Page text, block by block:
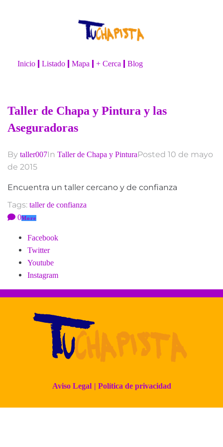
Inicio Listado Mapa + Cerca Blog
Taller de Chapa y Pintura y las
Aseguradoras
By taller007In Taller de Chapa y PinturaPosted 10 de mayo
de 2015
Encuentra un taller cercano y de confianza
Tags: taller de confianza
0More
Facebook
Twitter
Youtube
Instagram
Aviso Legal | Política de privacidad